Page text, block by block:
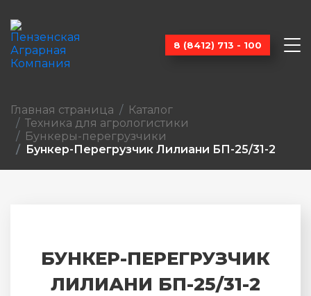
8 (8412) 713 - 100
Главная страница
Каталог
Техника для агрологистики
Бункеры-перегрузчики
Бункер-Перегрузчик Лилиани БП-25/31-2
БУНКЕР-ПЕРЕГРУЗЧИК
ЛИЛИАНИ БП-25/31-2